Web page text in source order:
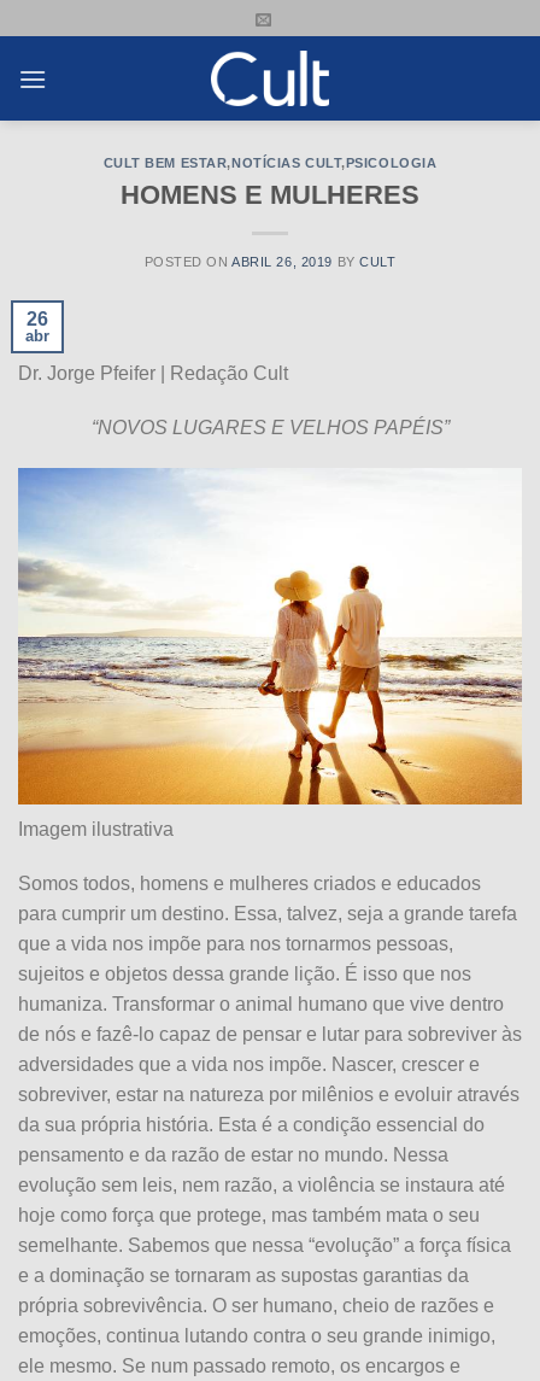
content
CULT BEM ESTAR,NOTÍCIAS CULT,PSICOLOGIA
HOMENS E MULHERES
POSTED ONABRIL 26, 2019 BYCULT
26
abr
Dr. Jorge Pfeifer | Redação Cult
“NOVOS LUGARES E VELHOS PAPÉIS”
Imagem ilustrativa
Somos todos, homens e mulheres criados e educados
para cumprir um destino. Essa, talvez, seja a grande tarefa
que a vida nos impõe para nos tornarmos pessoas,
sujeitos e objetos dessa grande lição. É isso que nos
humaniza. Transformar o animal humano que vive dentro
de nós e fazê-lo capaz de pensar e lutar para sobreviver às
adversidades que a vida nos impõe. Nascer, crescer e
sobreviver, estar na natureza por milênios e evoluir através
da sua própria história. Esta é a condição essencial do
pensamento e da razão de estar no mundo. Nessa
evolução sem leis, nem razão, a violência se instaura até
hoje como força que protege, mas também mata o seu
semelhante. Sabemos que nessa “evolução” a força física
e a dominação se tornaram as supostas garantias da
própria sobrevivência. O ser humano, cheio de razões e
emoções, continua lutando contra o seu grande inimigo,
ele mesmo. Se num passado remoto, os encargos e